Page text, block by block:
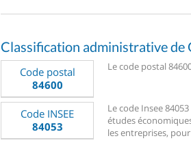
Classification administrative de
Code postal
84600
Le code postal
Code INSEE
84053
Le code Insee
études
les entreprises,